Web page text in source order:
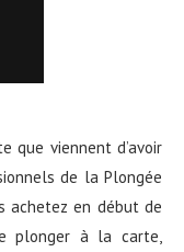
que viennent d’avoir
de la Plongée
achetez en début de
plonger à la carte,